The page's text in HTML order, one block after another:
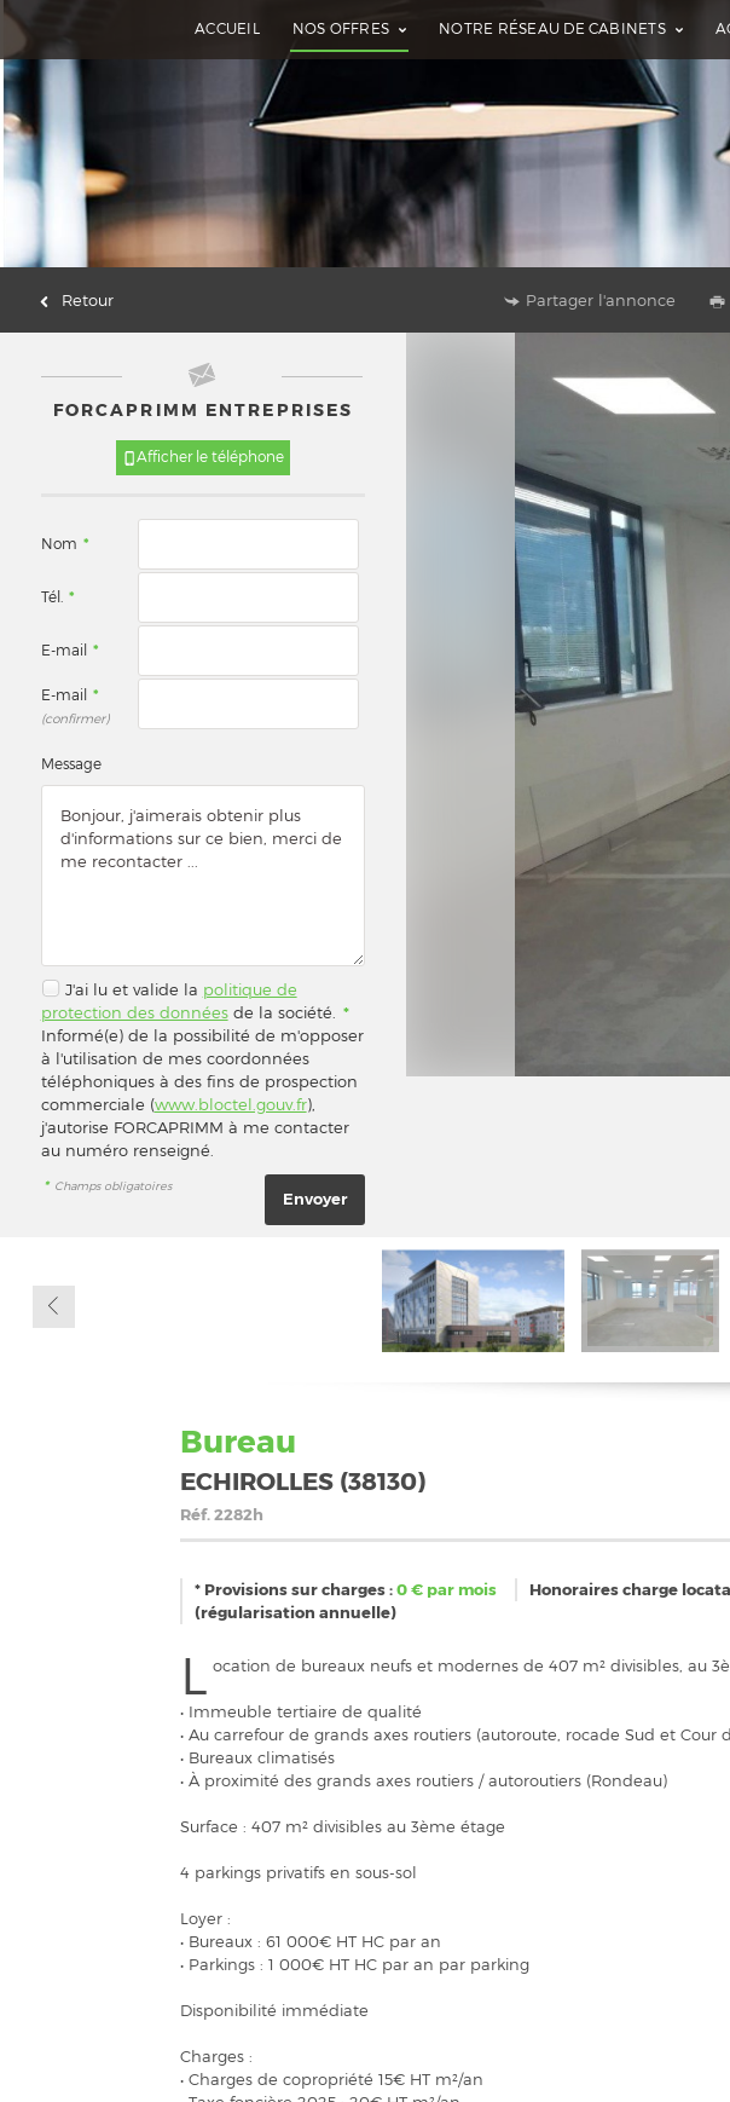
ACCUEIL NOS OFFRES NOTRE RÉSEAU DE CABINETS
Retour Partager l'annonce
FORCAPRIMM ENTREPRISES
Afficher le téléphone
Nom *
Tél. *
E-mail *
E-mail *
(confirmer)
Message
J'ai lu et valide la politique de
protection des donnéesde la société. *
Informé(e) de la possibilité de m'opposer
à l'utilisation de mes coordonnées
téléphoniques à des fins de prospection
commerciale (www.bloctel.gouv.fr),
j'autorise FORCAPRIMM à me contacter
au numéro renseigné.
* Champs obligatoires
Bureau
ECHIROLLES (38130)
Réf.2282h
* Provisions sur charges :0€ par mois
(régularisation annuelle)
Honoraires charge
L ocation de bureaux neufs et modernes de 407 m² divisibles, au
• Immeuble tertiaire de qualité
• Au carrefour de grands axes routiers (autoroute, rocade Sud et Cour
• Bureaux climatisés
• À proximité des grands axes routiers / autoroutiers (Rondeau)
Surface : 407 m² divisibles au 3ème étage
4 parkings privatifs en sous-sol
Loyer :
• Bureaux : 61 000€ HT HC par an
• Parkings : 1 000€ HT HC par an par parking
Disponibilité immédiate
Charges :
• Charges de copropriété 15€ HT m²/an